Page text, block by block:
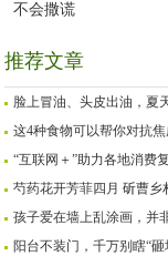
不会撒谎
推荐文章
脸上冒油、头皮出油，夏
这4种食物可以帮你对抗
“互联网＋”助力各地消费
芍药花开芳菲四月 斫曹乡
孩子爱在墙上乱涂画，并
阳台不装门，千万别瞎“砸